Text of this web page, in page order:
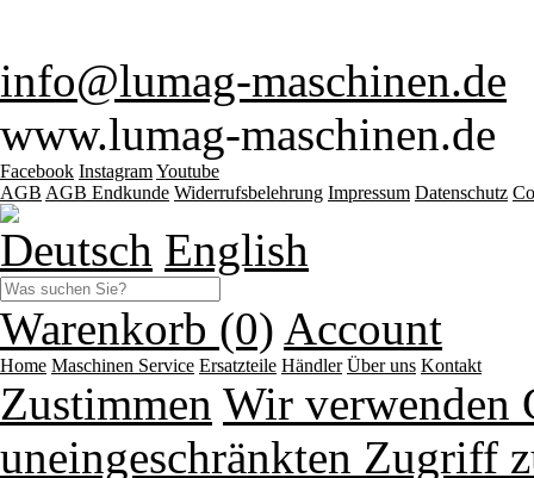
info@lumag-maschinen.de
www.lumag-maschinen.de
Facebook InstagramYoutube
AGB AGB Endkunde Widerrufsbelehrung Impressum Datenschutz
Deutsch English
Warenkorb (0) Account
Home Maschinen Service Ersatzteile Händler Über uns Kontakt
Zustimmen Wir verwenden
uneingeschränkten Zugriff